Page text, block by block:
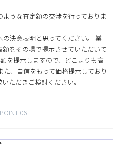
うな査定額の交渉を行っておりま
決意表明と思ってください。 業
をその場で提示させていただいて
を提示しますので、どこよりも高
、自信をもって価格提示しており
ただきご検討ください。
POINT 06